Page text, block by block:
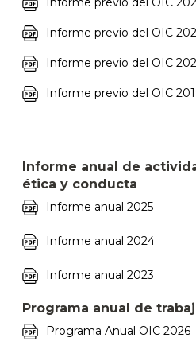
Informe previo del OIC
Informe previo del OIC
Informe previo del OIC
Informe anual de
ética y conducta
Informe anual 2025
Informe anual 2024
Informe anual 2023
Programa anual de
Programa Anual OIC 2026